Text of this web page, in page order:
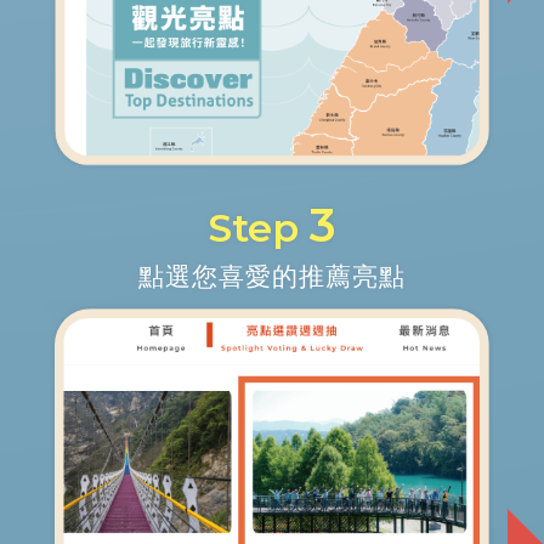
Step 3
點選您喜愛的推薦亮點